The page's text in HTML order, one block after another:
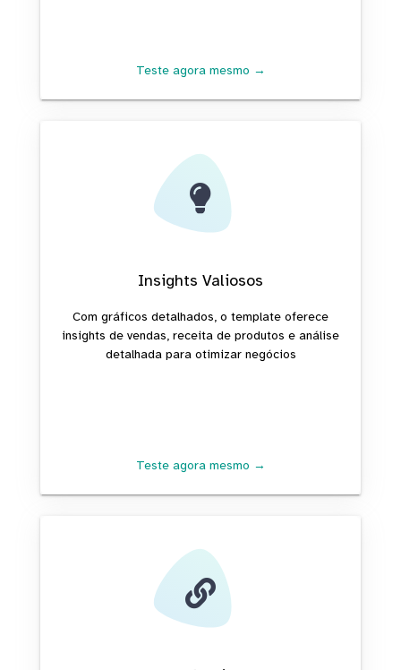
Teste agora mesmo →
Insights Valiosos
Com gráficos detalhados, o template oferece
insights de vendas, receita de produtos e análise
detalhada para otimizar negócios
Teste agora mesmo →